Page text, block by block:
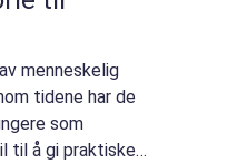
menneskelig
tidene har de
som
til å gi praktiske